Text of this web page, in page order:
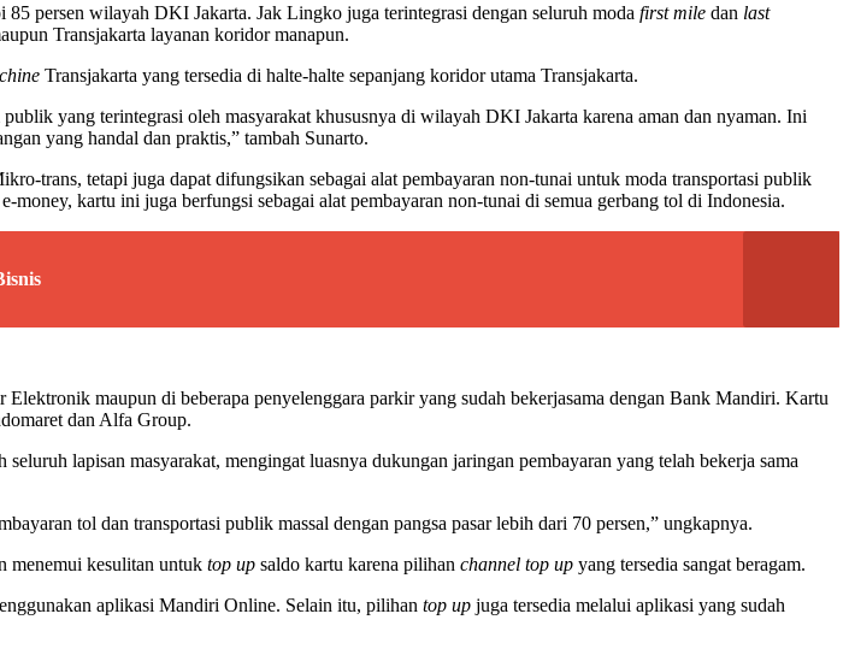
persen wilayah DKI Jakarta. Jak Lingko juga terintegrasi dengan seluruh moda first mile dan last
Transjakarta layanan koridor manapun.
Transjakarta yang tersedia di halte-halte sepanjang koridor utama Transjakarta.
yang terintegrasi oleh masyarakat khususnya di wilayah DKI Jakarta karena aman dan nyaman. Ini
yang handal dan praktis,” tambah Sunarto.
trans, tetapi juga dapat difungsikan sebagai alat pembayaran non-tunai untuk moda transportasi publik
kartu ini juga berfungsi sebagai alat pembayaran non-tunai di semua gerbang tol di Indonesia.
maupun di beberapa penyelenggara parkir yang sudah bekerjasama dengan Bank Mandiri. Kartu
dan Alfa Group.
lapisan masyarakat, mengingat luasnya dukungan jaringan pembayaran yang telah bekerja sama
tol dan transportasi publik massal dengan pangsa pasar lebih dari 70 persen,” ungkapnya.
menemui kesulitan untuk top up saldo kartu karena pilihan channel top up yang tersedia sangat beragam.
aplikasi Mandiri Online. Selain itu, pilihan top up juga tersedia melalui aplikasi yang sudah